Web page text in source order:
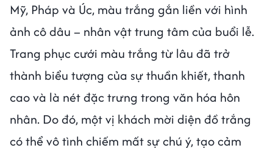
Mỹ, Pháp và Úc, màu trắng gắn liền với hình
ảnh cô dâu – nhân vật trung tâm của buổi lễ.
Trang phục cưới màu trắng từ lâu đã trở
thành biểu tượng của sự thuần khiết, thanh
cao và là nét đặc trưng trong văn hóa hôn
nhân. Do đó, một vị khách mời diện đồ trắng
có thể vô tình chiếm mất sự chú ý, tạo cảm